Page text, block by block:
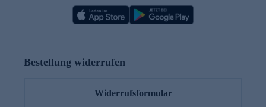
Bestellung widerrufen
Widerrufsformular